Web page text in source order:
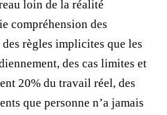
loin de la réalité
compréhension des
règles implicites que les
des cas limites et
20% du travail réel, des
que personne n’a jamais